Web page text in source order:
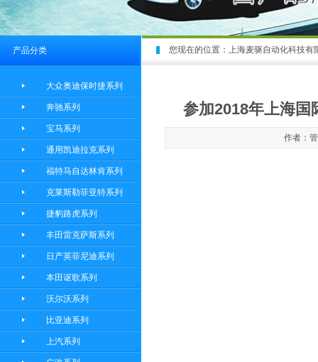
产品分类
大众奥迪保时捷系列
奔驰系列
宝马系列
通用凯迪拉克系列
福特马自达林肯系列
克莱斯勒菲亚特系列
捷豹路虎系列
丰田雷克萨斯系列
日产英菲尼迪系列
本田讴歌系列
沃尔沃系列
比亚迪系列
上汽系列
您现在的位置： 上海麦驱自动化科技有
参加2018年上海国
作者：